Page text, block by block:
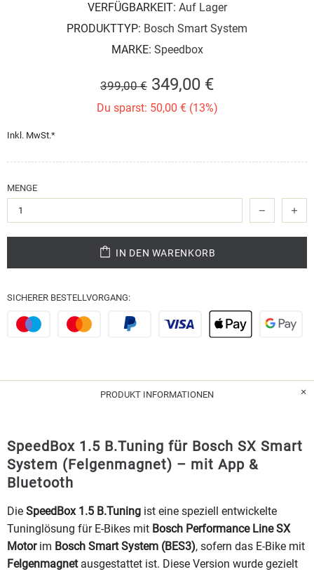
VERFÜGBARKEIT: Auf Lager
PRODUKTTYP: Bosch Smart System
MARKE: Speedbox
399,00 € 349,00 €
Du sparst: 50,00 € (13%)
Inkl. MwSt.*
MENGE
IN DEN WARENKORB
SICHERER BESTELLVORGANG:
PRODUKT INFORMATIONEN
SpeedBox 1.5 B.Tuning für Bosch SX Smart
System (Felgenmagnet) – mit App &
Bluetooth
Die SpeedBox 1.5 B.Tuning ist eine speziell entwickelte
Tuninglösung für E-Bikes mit Bosch Performance Line SX
Motorim Bosch Smart System (BES3), sofern das E-Bike mit
Felgenmagnetausgestattet ist. Diese Version wurde gezielt